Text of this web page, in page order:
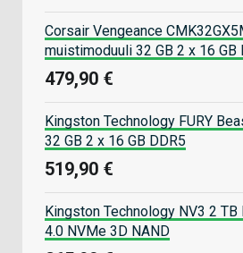
Corsair Vengeance
muistimoduuli 32 GB 2 x 16 GB
479,90 €
Kingston Technology FURY
32 GB 2 x 16 GB DDR5
519,90 €
Kingston Technology NV3 2
4.0 NVMe 3D NAND